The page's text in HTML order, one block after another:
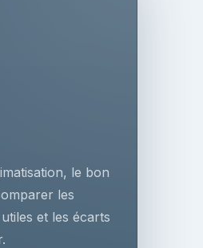
le bon
les
et les écarts